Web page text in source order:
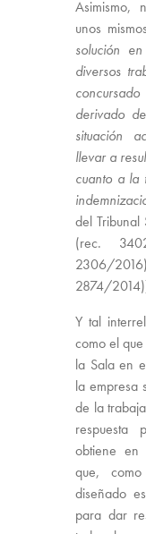
Asimismo,
unos
solución
diversos
derivado
situación
llevar a
cuanto a la
del
(rec.
2306/
2874/
Y tal
como el
la Sala en
la empresa
de la
respuesta
obtiene en
que,
diseñado
para dar